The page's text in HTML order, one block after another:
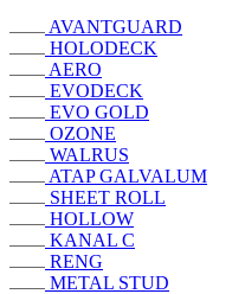
AVANTGUARD
HOLODECK
AERO
EVODECK
EVO GOLD
OZONE
WALRUS
ATAP GALVALUM
SHEET ROLL
HOLLOW
KANAL C
RENG
METAL STUD